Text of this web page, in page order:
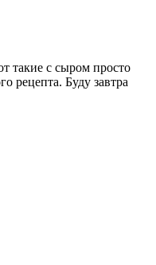
такие с сыром просто
рецепта. Буду завтра